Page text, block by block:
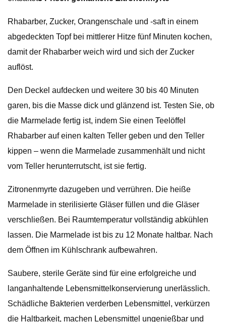
Rhabarber, Zucker, Orangenschale und -saft in einem
abgedeckten Topf bei mittlerer Hitze fünf Minuten kochen,
damit der Rhabarber weich wird und sich der Zucker
auflöst.
Den Deckel aufdecken und weitere 30 bis 40 Minuten
garen, bis die Masse dick und glänzend ist. Testen Sie, ob
die Marmelade fertig ist, indem Sie einen Teelöffel
Rhabarber auf einen kalten Teller geben und den Teller
kippen – wenn die Marmelade zusammenhält und nicht
vom Teller herunterrutscht, ist sie fertig.
Zitronenmyrte dazugeben und verrühren. Die heiße
Marmelade in sterilisierte Gläser füllen und die Gläser
verschließen. Bei Raumtemperatur vollständig abkühlen
lassen. Die Marmelade ist bis zu 12 Monate haltbar. Nach
dem Öffnen im Kühlschrank aufbewahren.
Saubere, sterile Geräte sind für eine erfolgreiche und
langanhaltende Lebensmittelkonservierung unerlässlich.
Schädliche Bakterien verderben Lebensmittel, verkürzen
die Haltbarkeit, machen Lebensmittel ungenießbar und